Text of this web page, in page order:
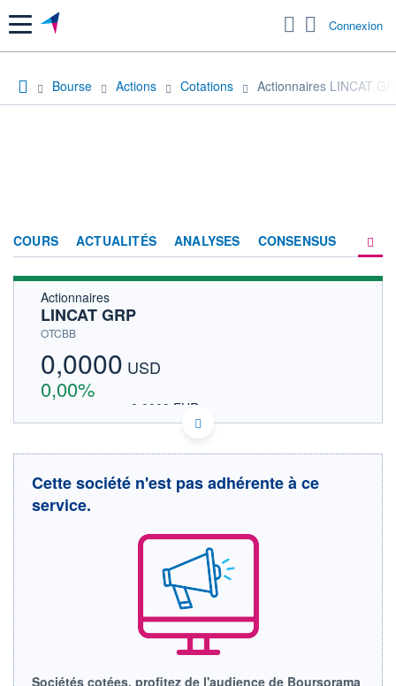
Menu Connexion
Bourse Actions Cotations Actionnaires LINCAT
COURS ACTUALITÉS ANALYSES CONSENSUS
Actionnaires
LINCAT GRP
OTCBB
0,0000 USD
0,00%
0,0000 EUR
DONNÉES TEMPS DIFFÉRÉ
Cotation sur les autres places
0,0000
+ BAS
0,0000
CAPITAL ÉCHANGÉ
0,00%
Cette société n'est pas adhérente à ce
service.
Sociétés cotées, profitez de l'audience de Boursorama